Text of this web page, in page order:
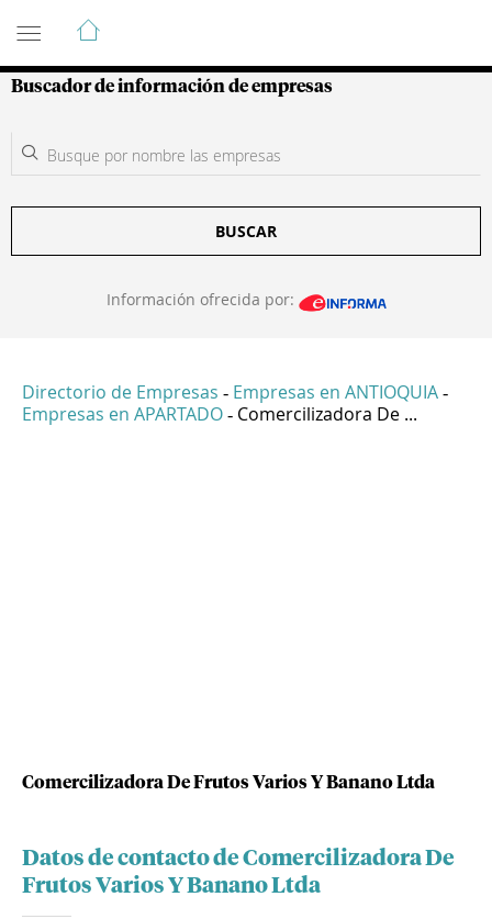
Guía de Empresas Colombianas
Buscador de información de empresas
BUSCAR
Información ofrecida por:
Directorio de Empresas - Empresas en ANTIOQUIA -
Empresas en APARTADO - Comercilizadora De ...
Comercilizadora De Frutos Varios Y Banano Ltda
Datos de contacto de Comercilizadora De
Frutos Varios Y Banano Ltda